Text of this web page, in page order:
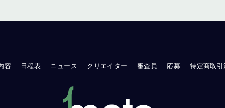
容 日程表 ニュース クリエイター 審査員 応募 特定商取